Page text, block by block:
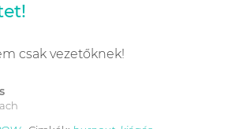
csak vezetőknek!